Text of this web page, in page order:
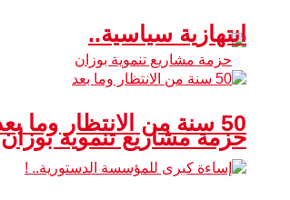
حزمة مشاريع تنموية بوزان
انتهازية سياسية..
50 سنة من الانتظار وما بعد